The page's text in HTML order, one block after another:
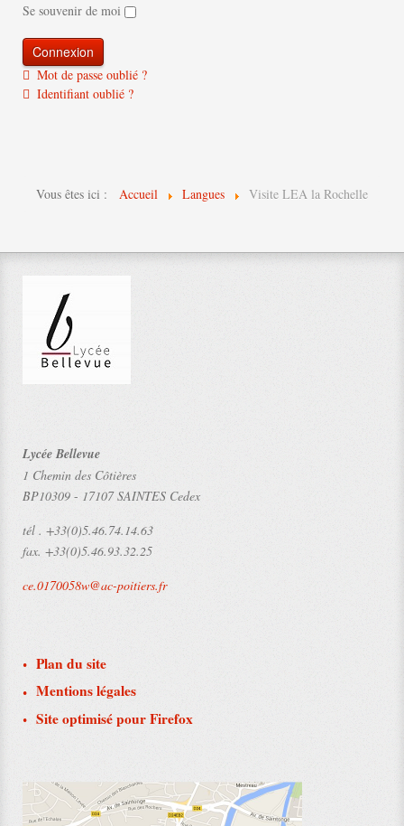
Se souvenir de moi
Mot de passe oublié ?
Identifiant oublié ?
Vous êtes ici : Accueil Langues Visite LEA la Rochelle
Lycée Bellevue
1 Chemin des Côtières
BP10309 - 17107 SAINTES Cedex
tél . +33(0)5.46.74.14.63
fax. +33(0)5.46.93.32.25
ce.0170058w@ac-poitiers.fr
Plan du site
Mentions légales
Site optimisé pour Firefox